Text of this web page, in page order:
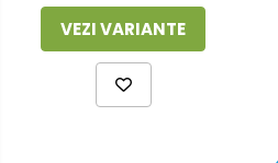
VEZI VARIANTE